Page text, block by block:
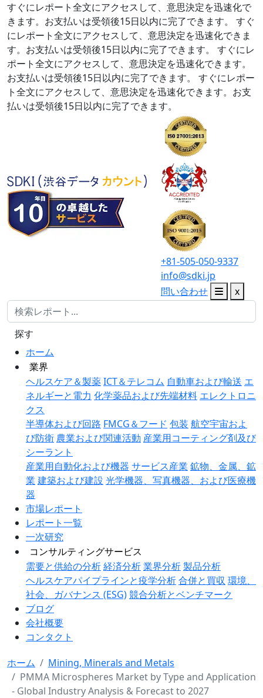
すぐにレポート全文にアクセスして、意思決定を迅速化で
きます。お支払いは受領後15日以内に完了できます。
すぐ
にレポート全文にアクセスして、意思決定を迅速化できま
す。お支払いは受領後15日以内に完了できます。
すぐにレ
ポート全文にアクセスして、意思決定を迅速化できます。
お支払いは受領後15日以内に完了できます。
すぐにレポー
ト全文にアクセスして、意思決定を迅速化できます。お支
払いは受領後15日以内に完了できます。
+81-505-050-9337
info@sdki.jp
問い合わせ
x
ホーム
業界
ヘルスケア＆製薬ICT＆テレコム 自動車および輸送 エ
ネルギーと電力 化学薬品および先端材料 エレクトロニ
クス
半導体および回路 FMCG＆フード 包装 航空宇宙およ
び防衛 農業および関連活動 産業用コーティング剤及び
シーラント
産業用自動化および機器 サービス産業 鉱物、金属、鉱
業 建築および建設 光学機器、写真機器、および医療機
器
市場レポート
レポート一覧
一次研究
コンサルティングサービス
需要と供給の分析経済分析業界分析製品分析
ヘルスケアパイプラインと疫学分析合併と買収 環境、
社会、ガバナンス (ESG)競合分析とベンチマーク
ブログ
会社概要
コンタクト
探す
ホーム
Mining, Minerals and Metals
PMMA Microspheres Market by Type and Application
- Global Industry Analysis & Forecast to 2027